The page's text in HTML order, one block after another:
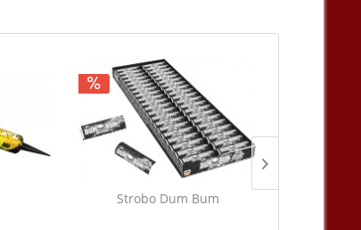
Strobo Dum Bum